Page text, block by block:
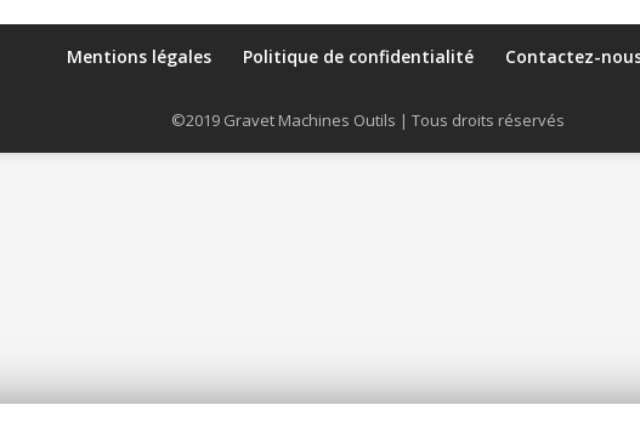
Mentions légales Politique de confidentialité Contactez-
©2019 Gravet Machines Outils | Tous droits réservés